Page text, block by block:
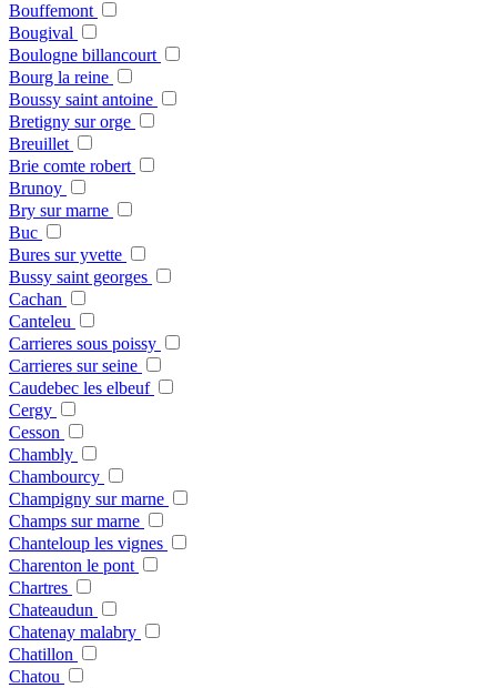
Bouffemont
Bougival
Boulogne billancourt
Bourg la reine
Boussy saint antoine
Bretigny sur orge
Breuillet
Brie comte robert
Brunoy
Bry sur marne
Buc
Bures sur yvette
Bussy saint georges
Cachan
Canteleu
Carrieres sous poissy
Carrieres sur seine
Caudebec les elbeuf
Cergy
Cesson
Chambly
Chambourcy
Champigny sur marne
Champs sur marne
Chanteloup les vignes
Charenton le pont
Chartres
Chateaudun
Chatenay malabry
Chatillon
Chatou